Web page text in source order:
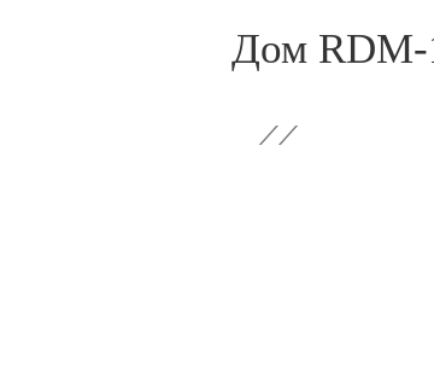
Дом RDM-
‹